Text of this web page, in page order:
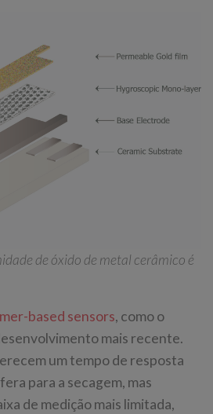
de óxido de metal cerâmico é
based sensors, como o
mais recente.
um tempo de resposta
para a secagem, mas
de medição mais limitada,